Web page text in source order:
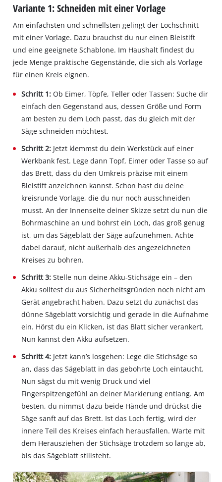
Variante 1: Schneiden mit einer Vorlage
Am einfachsten und schnellsten gelingt der Lochschnitt
mit einer Vorlage. Dazu brauchst du nur einen Bleistift
und eine geeignete Schablone. Im Haushalt findest du
jede Menge praktische Gegenstände, die sich als Vorlage
für einen Kreis eignen.
Schritt 1: Ob Eimer, Töpfe, Teller oder Tassen: Suche dir
einfach den Gegenstand aus, dessen Größe und Form
am besten zu dem Loch passt, das du gleich mit der
Säge schneiden möchtest.
Schritt 2: Jetzt klemmst du dein Werkstück auf einer
Werkbank fest. Lege dann Topf, Eimer oder Tasse so auf
das Brett, dass du den Umkreis präzise mit einem
Bleistift anzeichnen kannst. Schon hast du deine
kreisrunde Vorlage, die du nur noch ausschneiden
musst. An der Innenseite deiner Skizze setzt du nun die
Bohrmaschine an und bohrst ein Loch, das groß genug
ist, um das Sägeblatt der Säge aufzunehmen. Achte
dabei darauf, nicht außerhalb des angezeichneten
Kreises zu bohren.
Schritt 3: Stelle nun deine Akku‐Stichsäge ein – den
Akku solltest du aus Sicherheitsgründen noch nicht am
Gerät angebracht haben. Dazu setzt du zunächst das
dünne Sägeblatt vorsichtig und gerade in die Aufnahme
ein. Hörst du ein Klicken, ist das Blatt sicher verankert.
Nun kannst den Akku aufsetzen.
Schritt 4: Jetzt kann’s losgehen: Lege die Stichsäge so
an, dass das Sägeblatt in das gebohrte Loch eintaucht.
Nun sägst du mit wenig Druck und viel
Fingerspitzengefühl an deiner Markierung entlang. Am
besten, du nimmst dazu beide Hände und drückst die
Säge sanft auf das Brett. Ist das Loch fertig, wird der
innere Teil des Kreises einfach herausfallen. Warte mit
dem Herausziehen der Stichsäge trotzdem so lange ab,
bis das Sägeblatt stillsteht.